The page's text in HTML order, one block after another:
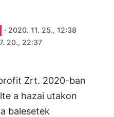
· 2020. 11. 25., 12:38
20., 22:37
Zrt. 2020-ban
a hazai utakon
balesetek